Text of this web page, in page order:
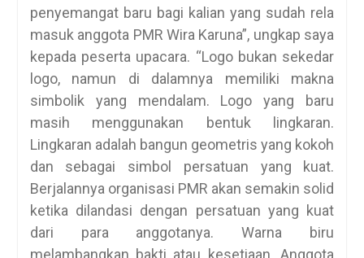
penyemangat baru bagi kalian yang sudah rela
masuk anggota PMR Wira Karuna”, ungkap saya
kepada peserta upacara. “Logo bukan sekedar
logo, namun di dalamnya memiliki makna
simbolik yang mendalam. Logo yang baru
masih menggunakan bentuk lingkaran.
Lingkaran adalah bangun geometris yang kokoh
dan sebagai simbol persatuan yang kuat.
Berjalannya organisasi PMR akan semakin solid
ketika dilandasi dengan persatuan yang kuat
dari para anggotanya. Warna biru
melambangkan bakti atau kesetiaan. Anggota